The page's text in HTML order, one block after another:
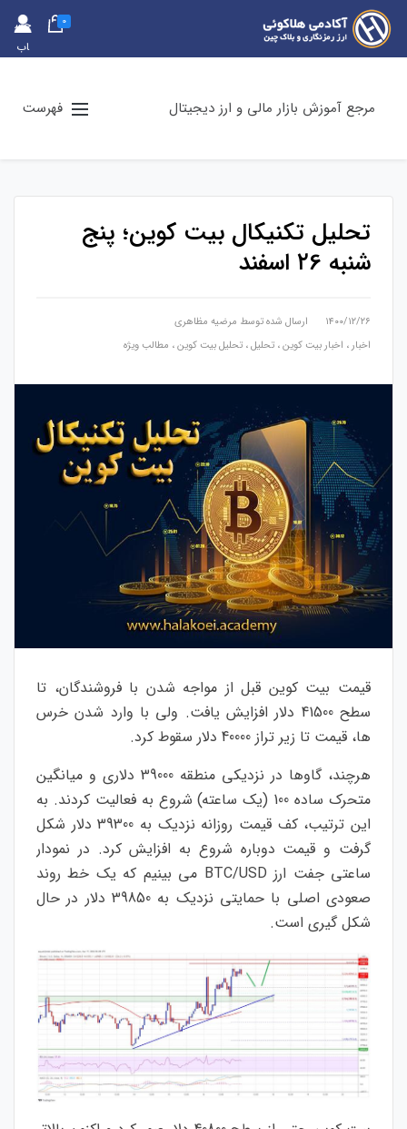
حس
اب
0
مرجع آموزش بازار مالی و ارز دیجیتال فهرست
تحلیل تکنیکال بیت کوین؛ پنج
شنبه ۲6 اسفند
۱۴۰۰/۱۲/۲۶ ارسال شده توسط مرضیه مظاهری
اخبار ، اخبار بیت کوین، تحلیل، تحلیل بیت کوین، مطالب ویژه
قیمت بیت کوین قبل از مواجه شدن با فروشندگان، تا
سطح 41500 دلار افزایش یافت. ولی با وارد شدن خرس
ها، قیمت تا زیر تراز 40000 دلار سقوط کرد.
هرچند، گاوها در نزدیکی منطقه 39000 دلاری و میانگین
متحرک ساده 100 (یک ساعته) شروع به فعالیت کردند. به
این ترتیب، کف قیمت روزانه نزدیک به 39300 دلار شکل
گرفت و قیمت دوباره شروع به افزایش کرد. در نمودار
ساعتی جفت ارز BTC/USD می بینیم که یک خط روند
صعودی اصلی با حمایتی نزدیک به 39850 دلار در حال
شکل گیری است.